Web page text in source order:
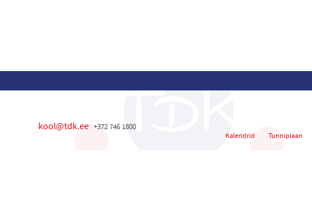
Kalendrid Tunniplaan
kool@tdk.ee +372 746 1800